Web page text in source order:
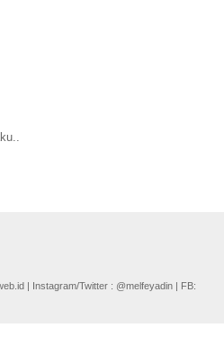
| Instagram/Twitter : @melfeyadin | FB: